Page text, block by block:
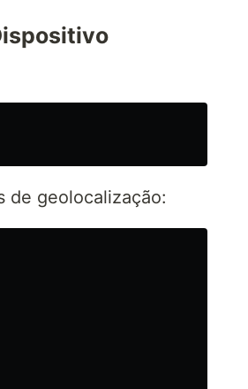
de geolocalização: